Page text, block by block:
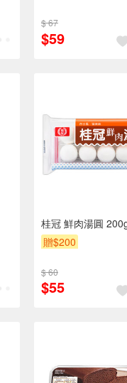
$ 67
$59
桂冠 鮮肉湯圓
贈$200
$ 60
$55